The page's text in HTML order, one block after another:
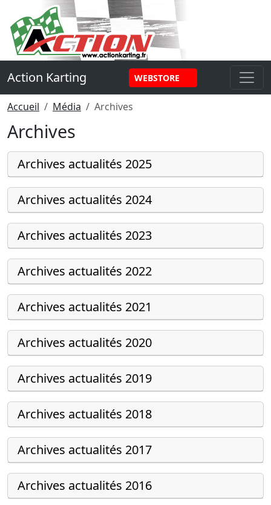
Panneau de gestion des cookies
Action Karting WEBSTORE
Accueil Média Archives
Archives
Archives actualités 2025
Archives actualités 2024
Archives actualités 2023
Archives actualités 2022
Archives actualités 2021
Archives actualités 2020
Archives actualités 2019
Archives actualités 2018
Archives actualités 2017
Archives actualités 2016